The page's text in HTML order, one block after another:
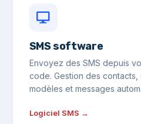
SMS software
Envoyez des SMS depuis
code. Gestion des contacts,
modèles et messages
Logiciel SMS →